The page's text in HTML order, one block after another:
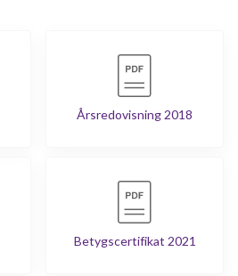
Årsredovisning 2018
Betygscertifikat 2021